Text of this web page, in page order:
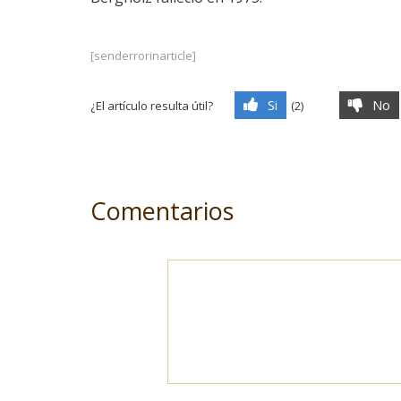
[senderrorinarticle]
¿El artículo resulta útil? Si (2) No
Comentarios